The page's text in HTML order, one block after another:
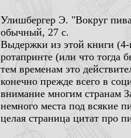
Улишбергер Э. "Вокруг
обычный, 27 с.
Выдержки из этой книги
ротапринте (или что тогда
тем временам это
конечно прежде всего в
внимание многим странам
немного места под всякие
целая страница цитат про